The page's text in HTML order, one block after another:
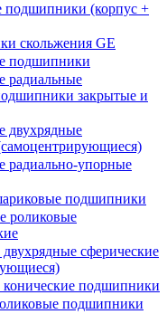
подшипники (корпус +
скольжения GE
подшипники
радиальные
закрытые и
двухрядные
радиально-упорные
подшипники
роликовые
сферические
конические подшипники
подшипники